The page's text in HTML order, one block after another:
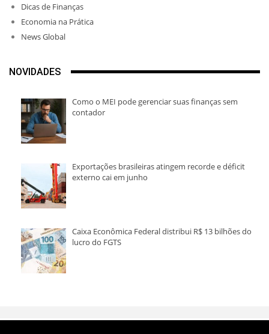
Dicas de Finanças
Economia na Prática
News Global
NOVIDADES
Como o MEI pode gerenciar suas finanças sem
contador
Exportações brasileiras atingem recorde e déficit
externo cai em junho
Caixa Econômica Federal distribui R$ 13 bilhões do
lucro do FGTS